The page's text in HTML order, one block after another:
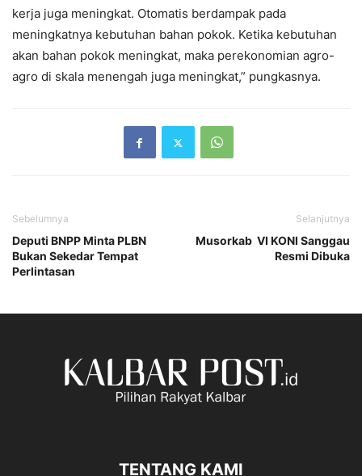
kerja juga meningkat. Otomatis berdampak pada
meningkatnya kebutuhan bahan pokok. Ketika kebutuhan
akan bahan pokok meningkat, maka perekonomian agro-
agro di skala menengah juga meningkat,” pungkasnya.
Sebelumnya
Deputi BNPP Minta PLBN
Bukan Sekedar Tempat
Perlintasan
Selanjutnya
Musorkab VI KONI Sanggau
Resmi Dibuka
TENTANG KAMI